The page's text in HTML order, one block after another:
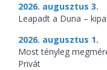
2026. augusztus 3.
Leapadt a Duna –
2026. augusztus 1.
Most tényleg
Privát